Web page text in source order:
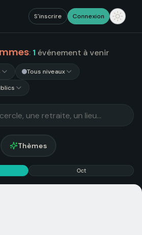
S'inscrire Connexion
: 1 événement à venir
Tous niveaux
Thèmes
Oct